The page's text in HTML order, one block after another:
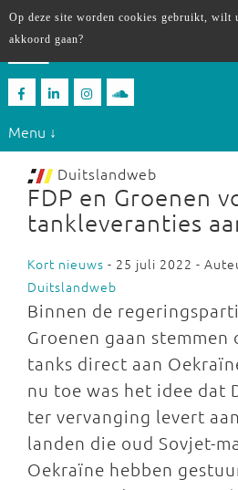
Menu ↓
Duitslandweb
FDP en Groenen
tankleveranties
Kort nieuws - 25 juli 2022 -
Duitslandweb
Binnen de
Groenen gaan stemmen
tanks direct aan
nu toe was het idee dat
ter vervanging levert
landen die oud Sovjet-
Oekraïne hebben
Op deze site worden cookies gebruikt, wilt
akkoord gaan?